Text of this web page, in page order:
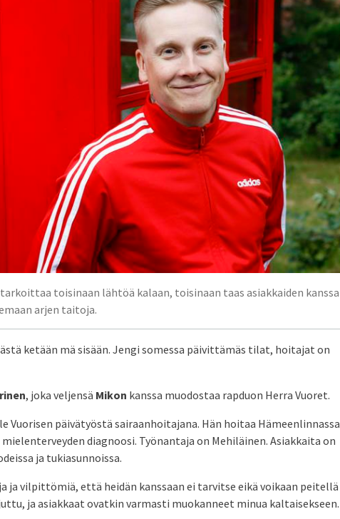
toisinaan lähtöä kalaan, toisinaan taas asiakkaiden kanssa
arjen taitoja.
ketään mä sisään. Jengi somessa päivittämäs tilat, hoitajat on
, joka veljensä Mikon kanssa muodostaa rapduon Herra Vuoret.
Vuorisen päivätyöstä sairaanhoitajana. Hän hoitaa Hämeenlinnassa
diagnoosi. Työnantaja on Mehiläinen. Asiakkaita on
ja tukiasunnoissa.
ja vilpittömiä, että heidän kanssaan ei tarvitse eikä voikaan peitellä
ja asiakkaat ovatkin varmasti muokanneet minua kaltaisekseen.